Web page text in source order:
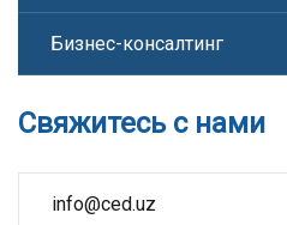
Бизнес-консалтинг
Свяжитесь с нами
info@ced.uz